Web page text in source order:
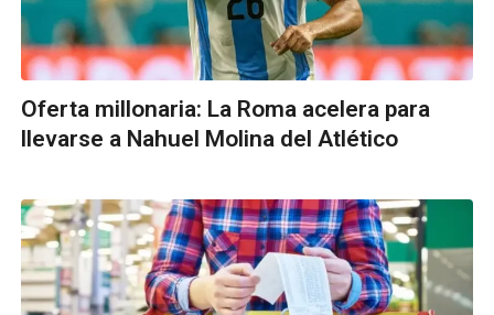
Oferta millonaria: La Roma acelera para
llevarse a Nahuel Molina del Atlético